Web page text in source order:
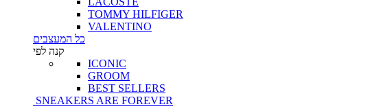
TOMMY HILFIGER
VALENTINO
כל המעצבים
קנה לפי
ICONIC
GROOM
BEST SELLERS
SNEAKERS ARE FOREVER